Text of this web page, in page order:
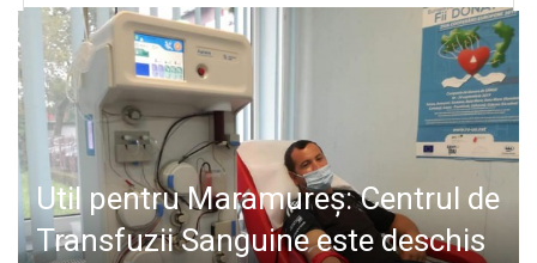
SPORT
SPECIAL
POLITIC
LIFE
Util pentru Maramureș: Centrul de
Transfuzii Sanguine este deschis